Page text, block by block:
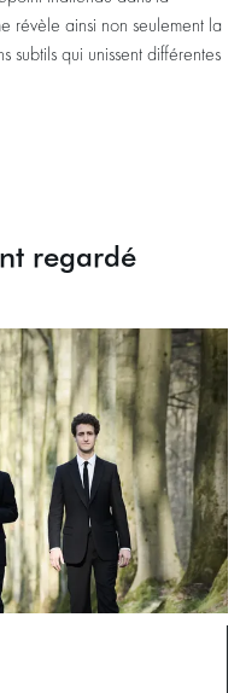
révèle ainsi non seulement la
subtils qui unissent différentes
regardé